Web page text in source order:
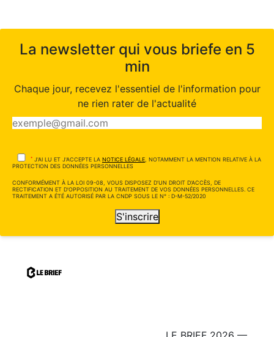
La newsletter qui vous briefe en 5
min
Chaque jour, recevez l'essentiel de l'information pour
ne rien rater de l'actualité
* J'AI LU ET J'ACCEPTE LA NOTICE LÉGALE, NOTAMMENT LA MENTION RELATIVE À LA
PROTECTION DES DONNÉES PERSONNELLES
CONFORMÉMENT À LA LOI 09-08, VOUS DISPOSEZ D'UN DROIT D'ACCÈS, DE
RECTIFICATION ET D'OPPOSITION AU TRAITEMENT DE VOS DONNÉES PERSONNELLES. CE
TRAITEMENT A ÉTÉ AUTORISÉ PAR LA CNDP SOUS LE N° : D-M-52/2020
S'inscrire